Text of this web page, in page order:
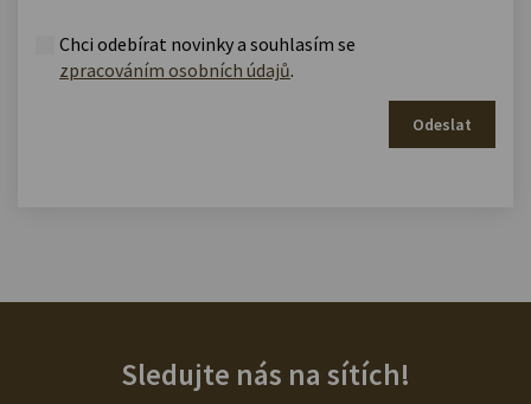
Chci odebírat novinky a souhlasím se
zpracováním osobních údajů.
Odeslat
Sledujte nás na sítích!